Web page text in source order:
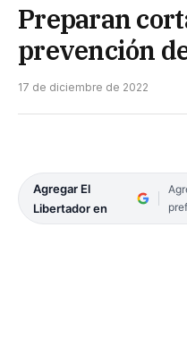
Preparan
prevención
17 de diciembre de 2022
Agregar El
Libertador en